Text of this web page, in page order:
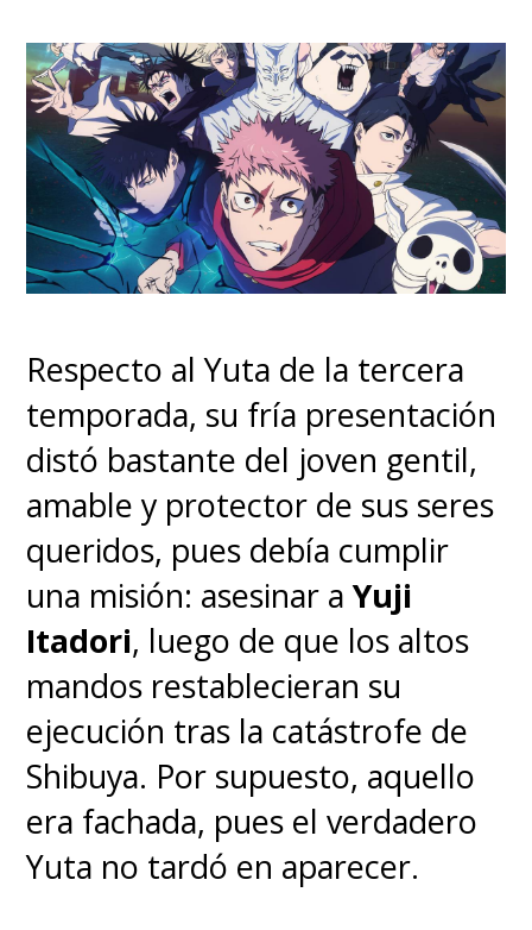
Respecto al Yuta de la tercera
temporada, su fría presentación
distó bastante del joven gentil,
amable y protector de sus seres
queridos, pues debía cumplir
una misión: asesinar aYuji
Itadori, luego de que los altos
mandos restablecieran su
ejecución tras la catástrofe de
Shibuya. Por supuesto, aquello
era fachada, pues el verdadero
Yuta no tardó en aparecer.